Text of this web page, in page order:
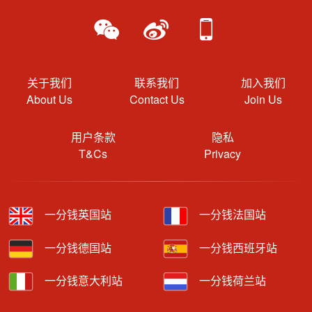
关于我们
About Us
联系我们
Contact Us
加入我们
Join Us
用户条款
T&Cs
隐私
Privacy
一分钱英国站 一分钱法国站
一分钱德国站 一分钱西班牙站
一分钱意大利站 一分钱荷兰站